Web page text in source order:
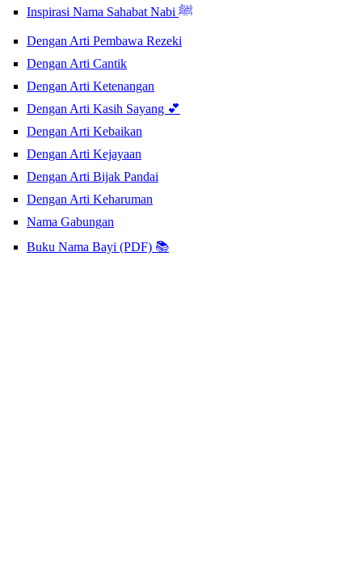
Inspirasi Nama Sahabat Nabi ﷺ
Dengan Arti Pembawa Rezeki
Dengan Arti Cantik
Dengan Arti Ketenangan
Dengan Arti Kasih Sayang 💕
Dengan Arti Kebaikan
Dengan Arti Kejayaan
Dengan Arti Bijak Pandai
Dengan Arti Keharuman
Nama Gabungan
Buku Nama Bayi (PDF) 📚